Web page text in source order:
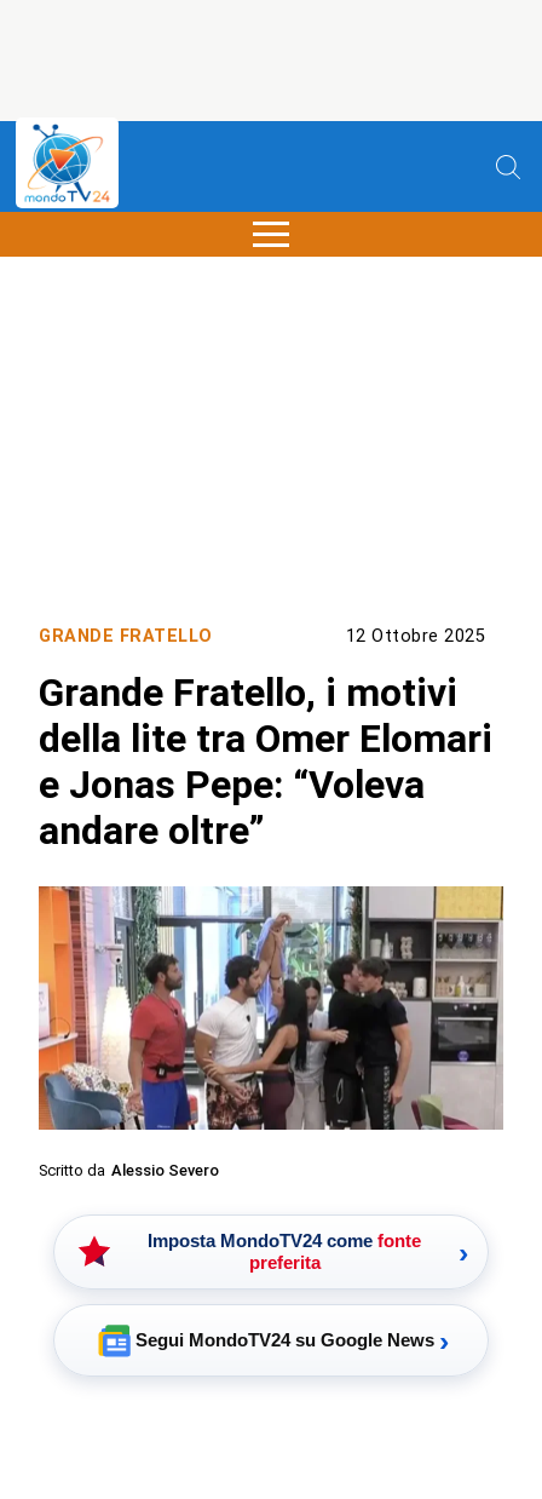
GRANDE FRATELLO 12 Ottobre 2025
Grande Fratello, i motivi
della lite tra Omer Elomari
e Jonas Pepe: “Voleva
andare oltre”
Scritto da Alessio Severo
Imposta MondoTV24 come fonte
preferita
›
Segui MondoTV24 su Google News ›